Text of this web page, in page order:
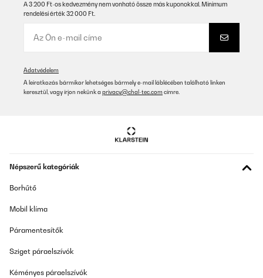
ELLENŐRZÖTT ÉRTÉKELÉS
prodotto istallato, al momento è eccellente, fatto bene nei
Utente Amazon
Fordítsd le
A 3 200 Ft-os kedvezmény nem vonható össze más kuponokkal. Minimum
rendelési érték 32 000 Ft.
Adatvédelem
A leiratkozás bármikor lehetséges bármely e-mail láblécében található linken
keresztül, vagy írjon nekünk a privacy@chal-tec.com címre.
Népszerű kategóriák
Borhűtő
Mobil klíma
Páramentesítők
Sziget páraelszívók
Kéményes páraelszívók